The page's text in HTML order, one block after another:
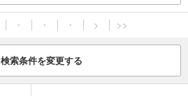
・ ・ ・ > >>
検索条件を変更する